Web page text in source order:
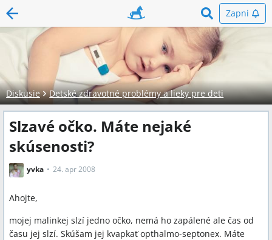
Zapni
Diskusie Detské zdravotné problémy a lieky pre deti
Slzavé očko. Máte nejaké
skúsenosti?
yvka 24. apr 2008
Ahojte,
mojej malinkej slzí jedno očko, nemá ho zapálené ale čas od
času jej slzí. Skúšam jej kvapkať opthalmo-septonex. Máte